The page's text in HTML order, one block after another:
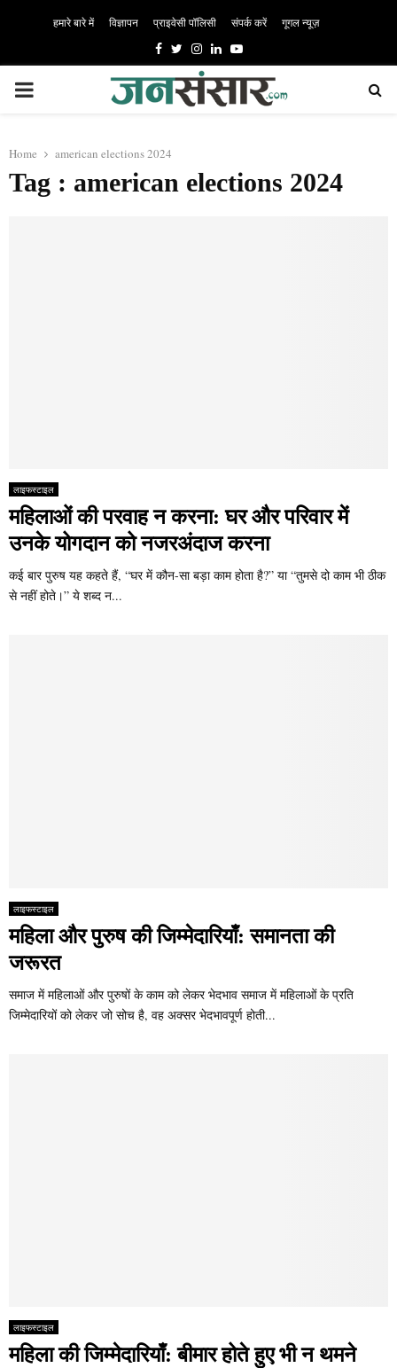
हमारे बारे में विज्ञापन प्राइवेसी पॉलिसी संपर्क करें गूगल न्यूज़
Facebook
TwitterInstagram
LinkedinYoutube
PRIMARY
Home american elections 2024
Tag : american elections 2024
लाइफस्टाइल
महिलाओं की परवाह न करना: घर और परिवार में
उनके योगदान को नजरअंदाज करना
कई बार पुरुष यह कहते हैं, “घर में कौन-सा बड़ा काम होता है?” या “तुमसे दो काम भी ठीक
से नहीं होते।” ये शब्द न...
लाइफस्टाइल
महिला और पुरुष की जिम्मेदारियाँ: समानता की
जरूरत
समाज में महिलाओं और पुरुषों के काम को लेकर भेदभाव समाज में महिलाओं के प्रति
जिम्मेदारियों को लेकर जो सोच है, वह अक्सर भेदभावपूर्ण होती...
लाइफस्टाइल
महिला की जिम्मेदारियाँ: बीमार होते हुए भी न थमने